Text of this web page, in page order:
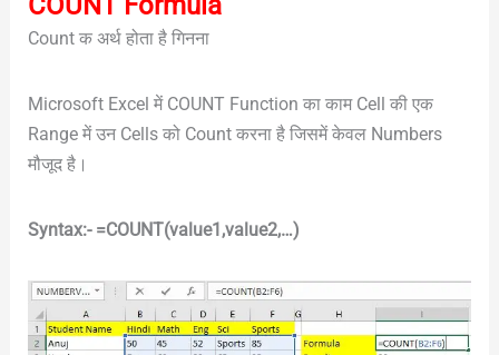
Count क अर्थ होता है गिनना
Microsoft Excel में COUNT Function का काम Cell की एक
Range में उन Cells को Count करना है जिसमें केवल Numbers
मौजूद है।
Syntax:- =COUNT(value1,value2,…)